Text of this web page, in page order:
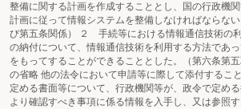
整備に関する計画を作成することとし、国の行政機
計画に従って情報システムを整備しなければならな
び第五条関係） ２ 手続等における情報通信技術の
の納付について、情報通信技術を利用する方法であ
をもってすることができることとした。（第六条第
の省略 他の法令において申請等に際して添付するこ
定める書面等について、行政機関等が、政令で定め
より確認すべき事項に係る情報を入手し、又は参照